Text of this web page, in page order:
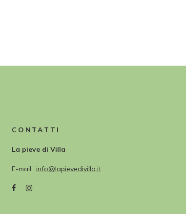
CONTATTI
La pieve di Villa
E-mail info@lapievedivilla.it